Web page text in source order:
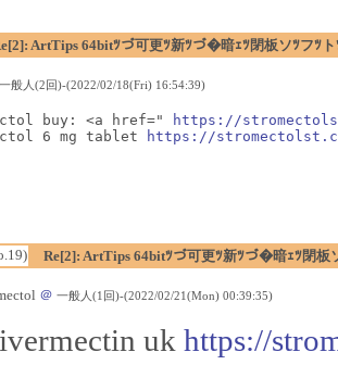
ArtTips 64bitﾂづ可更ﾂ新ﾂづ�暗ｪﾂ閉板ソﾂフﾂ
一般人(2回)-(2022/02/18(Fri) 16:54:39)
buy: <a href="
https://
6 mg tablet
https://
Re[2]: ArtTips 64bitﾂづ可更ﾂ新ﾂづ�暗ｪﾂ閉
＠ 一般人(1回)-(2022/02/21(Mon) 00:39:35)
ivermectin ukhttps://